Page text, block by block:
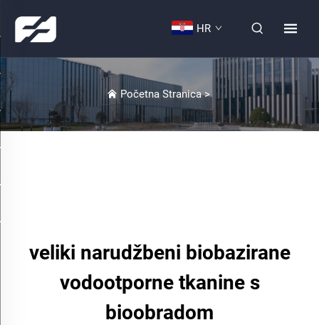
HR
Početna Stranica>
veliki narudžbeni biobazirane
vodootporne tkanine s
bioobradom